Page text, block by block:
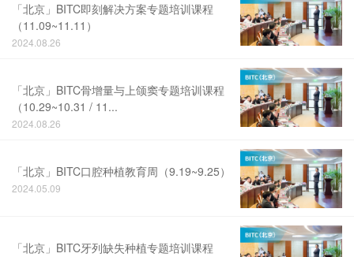
「北京」BITC即刻解决方案专题培训课程
（11.09~11.11）
2024.08.26
「北京」BITC骨增量与上颌窦专题培训课程
（10.29~10.31 / 11...
2024.08.26
「北京」BITC口腔种植教育周（9.19~9.25）
2024.05.09
「北京」BITC牙列缺失种植专题培训课程